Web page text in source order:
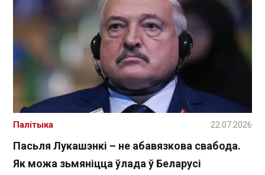
Пасьля Лукашэнкі – не абавязкова свабода.
Як можа зьмяніцца ўлада ў Беларусі
Палітыка 22.07.2026